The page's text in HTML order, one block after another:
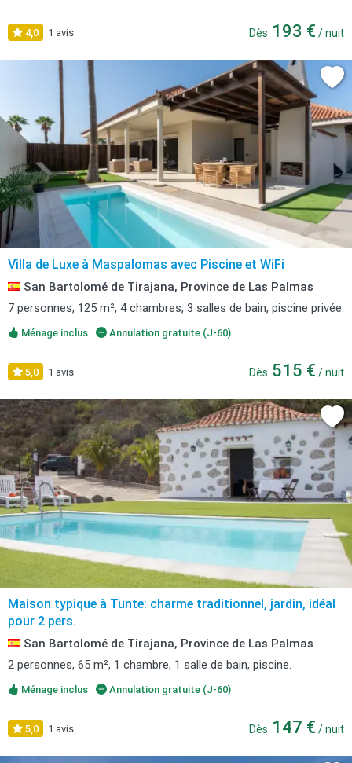
4,0 1 avis Dès 193 € / nuit
Villa de Luxe à Maspalomas avec Piscine et WiFi
San Bartolomé de Tirajana, Province de Las Palmas
7 personnes, 125 m², 4 chambres, 3 salles de bain, piscine privée.
Ménage inclus Annulation gratuite (J-60)
5,0 1 avis Dès 515 € / nuit
Maison typique à Tunte: charme traditionnel, jardin, idéal
pour 2 pers.
San Bartolomé de Tirajana, Province de Las Palmas
2 personnes, 65 m², 1 chambre, 1 salle de bain, piscine.
Ménage inclus Annulation gratuite (J-60)
5,0 1 avis Dès 147 € / nuit